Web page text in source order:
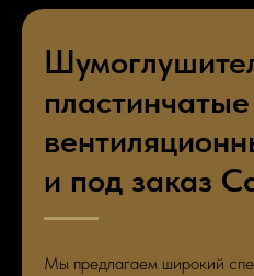
пластинчатые
и под заказ
Мы предлагаем широкий